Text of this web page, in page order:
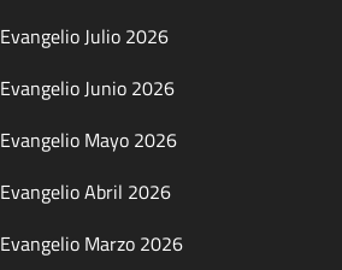
Evangelio Julio 2026
Evangelio Junio 2026
Evangelio Mayo 2026
Evangelio Abril 2026
Evangelio Marzo 2026